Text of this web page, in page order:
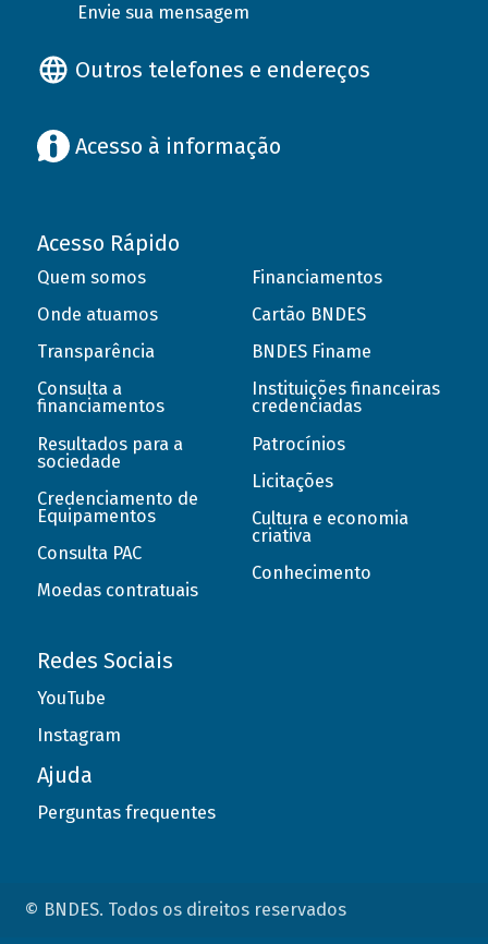
Envie sua mensagem
Outros telefones e endereços
Acesso à informação
Acesso Rápido
Quem somos
Onde atuamos
Transparência
Consulta a
financiamentos
Resultados para a
sociedade
Credenciamento de
Equipamentos
Consulta PAC
Moedas contratuais
Financiamentos
Cartão BNDES
BNDES Finame
Instituições financeiras
credenciadas
Patrocínios
Licitações
Cultura e economia
criativa
Conhecimento
Redes Sociais
YouTube
Instagram
Ajuda
Perguntas frequentes
© BNDES. Todos os direitos reservados